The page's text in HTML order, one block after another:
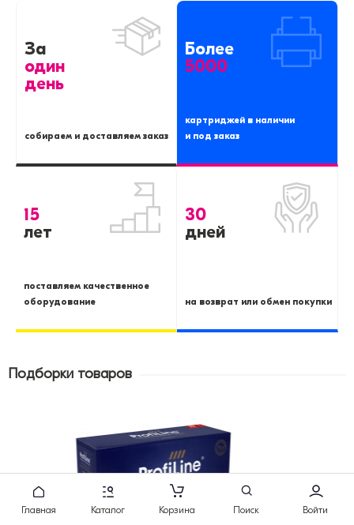
За
один
день
собираем и доставляем заказ
Более
5000
картриджей в наличии
и под заказ
15
лет
поставляем качественное
оборудование
30
дней
на возврат или обмен покупки
Подборки товаров
Главная Каталог Корзина Поиск Войти